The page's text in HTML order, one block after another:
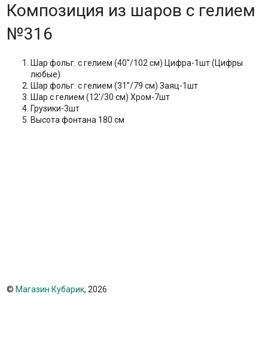
Композиция из шаров с гелием
№316
Шар фольг. с гелием (40''/102 см) Цифра-1шт (Цифры
любые)
Шар фольг. с гелием (31''/79 см) Заяц-1шт
Шар с гелием (12'/30 см) Хром-7шт
Грузики-3шт
Высота фонтана 180 см
© Магазин Кубарик, 2026